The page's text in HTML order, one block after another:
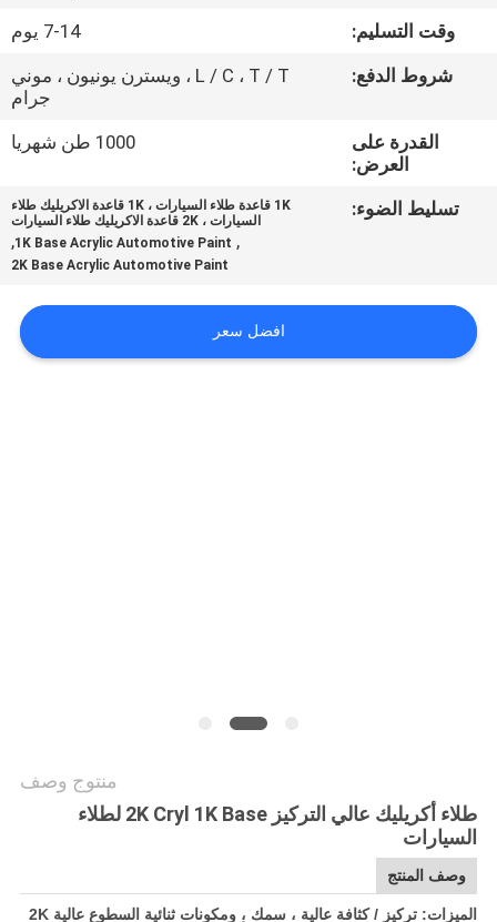
اتصل
خريطة
وقت التسليم:
7-14 يوم
شروط الدفع:
L / C ، T / T ، ويسترن يونيون ، موني
جرام
القدرة على
العرض:
1000 طن شهريا
تسليط الضوء:
1K قاعدة طلاء السيارات ، 1K قاعدة الاكريليك طلاء
السيارات ، 2K قاعدة الاكريليك طلاء السيارات
,
1K Base Acrylic Automotive Paint
,
2K Base Acrylic Automotive Paint
افضل سعر
منتوج وصف
طلاء أكريليك عالي التركيز 2K Cryl 1K Base لطلاء
السيارات
وصف المنتج
الميزات: تركيز / كثافة عالية ، سمك ، ومكونات ثنائية السطوع عالية 2K